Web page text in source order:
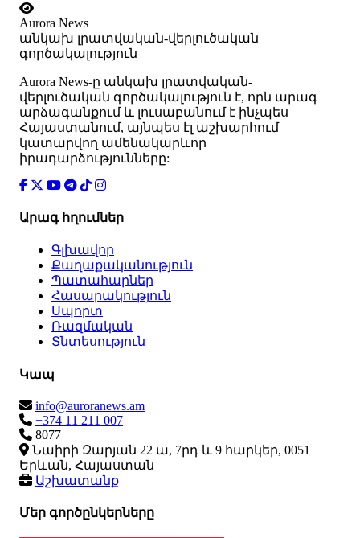
Aurora News
անկախ լրատվական-վերլուծական
գործակալություն
Аurora News-ը անկախ լրատվական-
վերլուծական գործակալություն է, որն արագ
արձագանքում և լուսաբանում է ինչպես
Հայաստանում, այնպես էլ աշխարհում
կատարվող ամենակարևոր
իրադարձությունները:
Արագ հղումներ
Գլխավոր
Քաղաքականություն
Պատահարներ
Հասարակություն
Սպորտ
Ռազմական
Տնտեսություն
Կապ
info@auroranews.am
+374 11 211 007
8077
Նաիրի Զարյան 22 ա, 7րդ և 9 հարկեր, 0051
Երևան, Հայաստան
Աշխատանք
Մեր գործընկերները